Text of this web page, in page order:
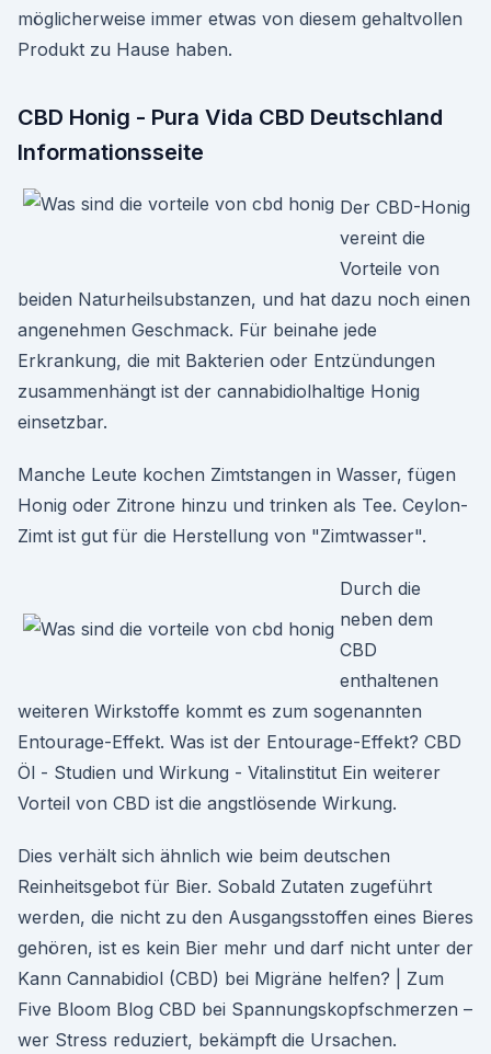
möglicherweise immer etwas von diesem gehaltvollen
Produkt zu Hause haben.
CBD Honig - Pura Vida CBD Deutschland
Informationsseite
Der CBD-Honig
vereint die
Vorteile von
beiden Naturheilsubstanzen, und hat dazu noch einen
angenehmen Geschmack. Für beinahe jede
Erkrankung, die mit Bakterien oder Entzündungen
zusammenhängt ist der cannabidiolhaltige Honig
einsetzbar.
Manche Leute kochen Zimtstangen in Wasser, fügen
Honig oder Zitrone hinzu und trinken als Tee. Ceylon-
Zimt ist gut für die Herstellung von "Zimtwasser".
Durch die
neben dem
CBD
enthaltenen
weiteren Wirkstoffe kommt es zum sogenannten
Entourage-Effekt. Was ist der Entourage-Effekt? CBD
Öl - Studien und Wirkung - Vitalinstitut Ein weiterer
Vorteil von CBD ist die angstlösende Wirkung.
Dies verhält sich ähnlich wie beim deutschen
Reinheitsgebot für Bier. Sobald Zutaten zugeführt
werden, die nicht zu den Ausgangsstoffen eines Bieres
gehören, ist es kein Bier mehr und darf nicht unter der
Kann Cannabidiol (CBD) bei Migräne helfen? | Zum
Five Bloom Blog CBD bei Spannungskopfschmerzen –
wer Stress reduziert, bekämpft die Ursachen.